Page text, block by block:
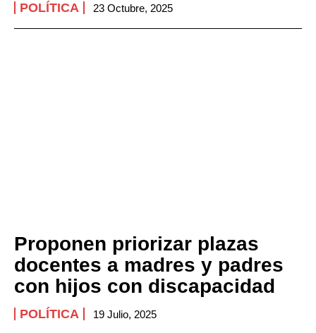
POLÍTICA 23 Octubre, 2025
Proponen priorizar plazas
docentes a madres y padres
con hijos con discapacidad
POLÍTICA 19 Julio, 2025